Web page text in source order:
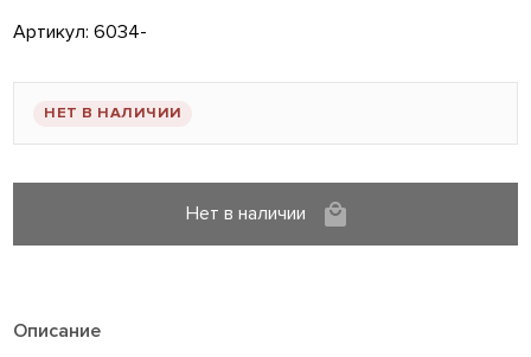
Артикул:6034-
НЕТ В НАЛИЧИИ
Нет в наличии
Описание